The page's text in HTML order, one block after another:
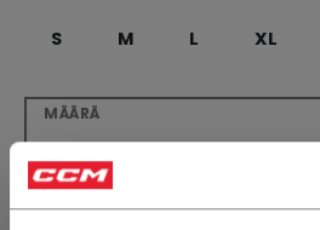
S M L XL
MÄÄRÄ
LISÄÄ OSTOSKORIIN